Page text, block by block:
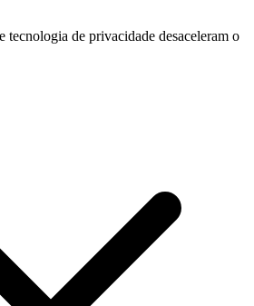
tecnologia de privacidade desaceleram o